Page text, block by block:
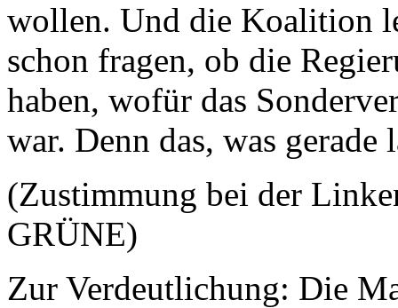
wollen. Und die Koalition
schon fragen, ob die
haben, wofür das
war. Denn das, was
(Zustimmung bei der
GRÜNE)
Zur Verdeutlichung: Die